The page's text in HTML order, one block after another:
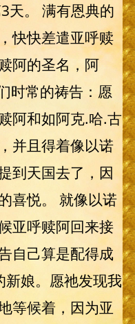
天。 满有恩典的
快快差遣亚呼赎
阿的圣名，阿
常的祷告：愿
阿和如阿克.哈.古
并且得着像以诺
到天国去了，因
喜悦。 就像以诺
亚呼赎阿回来接
自己算是配得成
新娘。愿祂发现我
等候着，因为亚